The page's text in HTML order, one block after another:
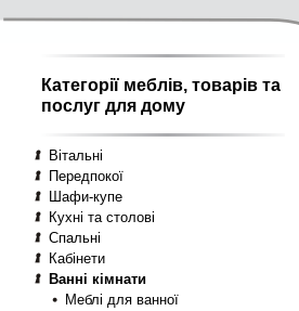
Категорії меблів, товарів та
послуг для дому
Вітальні
Передпокої
Шафи-купе
Кухні та столові
Спальні
Кабінети
Ванні кімнати
Меблі для ванної